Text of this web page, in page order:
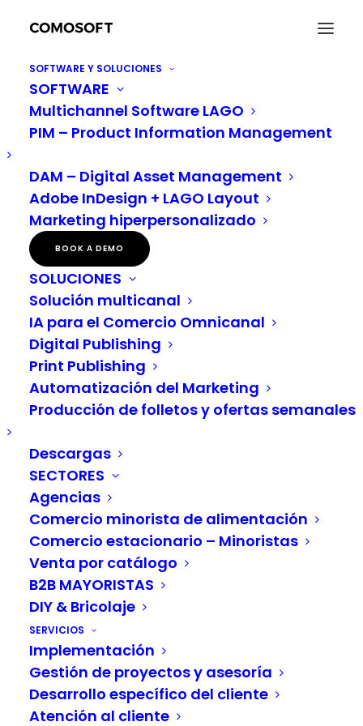
SOFTWARE Y SOLUCIONES
SOFTWARE
Multichannel Software LAGO
PIM – Product Information Management
DAM – Digital Asset Management
Adobe InDesign + LAGO Layout
Marketing hiperpersonalizado
BOOK A DEMO
SOLUCIONES
Solución multicanal
IA para el Comercio Omnicanal
Digital Publishing
Print Publishing
Automatización del Marketing
Producción de folletos y ofertas semanales
Descargas
SECTORES
Agencias
Comercio minorista de alimentación
Comercio estacionario – Minoristas
Venta por catálogo
B2B MAYORISTAS
DIY & Bricolaje
SERVICIOS
Implementación
Gestión de proyectos y asesoría
Desarrollo específico del cliente
Atención al cliente
Del caos a la claridad
Home Novedades Del caos a la claridad
Encontrar las
“herramientas”
adecuadas, como los
sistemas PIM y DAM,
para la gestión de datos
de precios e inventarios
A medida que aumenta la necesidad de
trabajar a distancia, los comerciantes
minoristas buscan sistemas más potentes e
integrados para gestionar el precio de sus
productos, el inventario y otros sistemas
complejos de gestión de activos.
Los minoristas siempre han confiado en los datos
para gestionar sus complejas relaciones con
proveedores y clientes. Los vendedores y
planificadores deben hacer malabares
constantemente y conectar grandes cantidades
de información compleja con una precisión